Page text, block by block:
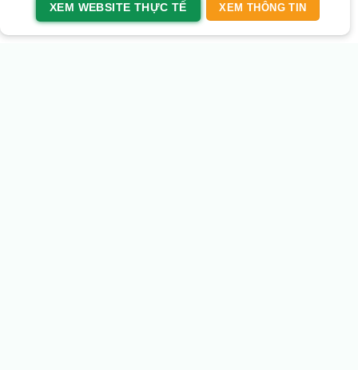
XEM WEBSITE THỰC TẾ XEM THÔNG TIN